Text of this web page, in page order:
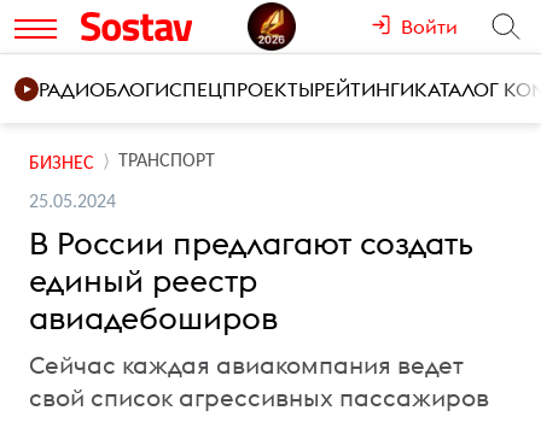
Войти
РАДИОБЛОГИСПЕЦПРОЕКТЫРЕЙТИНГИКАТАЛОГ
БИЗНЕС ТРАНСПОРТ
25.05.2024
В России предлагают создать
единый реестр
авиадебоширов
Сейчас каждая авиакомпания ведет
свой список агрессивных пассажиров